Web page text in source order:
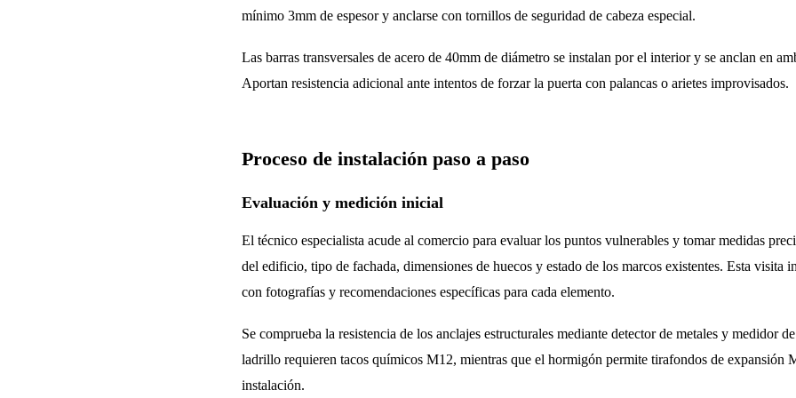
mínimo 3mm de espesor y anclarse con tornillos de seguridad de cabeza especial.
Las barras transversales de acero de 40mm de diámetro se instalan por el interior y se anclan en
Aportan resistencia adicional ante intentos de forzar la puerta con palancas o arietes improvisados.
Proceso de instalación paso a paso
Evaluación y medición inicial
El técnico especialista acude al comercio para evaluar los puntos vulnerables y tomar medidas
del edificio, tipo de fachada, dimensiones de huecos y estado de los marcos existentes. Esta visita
con fotografías y recomendaciones específicas para cada elemento.
Se comprueba la resistencia de los anclajes estructurales mediante detector de metales y medidor
ladrillo requieren tacos químicos M12, mientras que el hormigón permite tirafondos de expansión
instalación.